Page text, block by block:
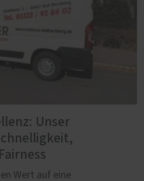
Unser
Wert auf eine